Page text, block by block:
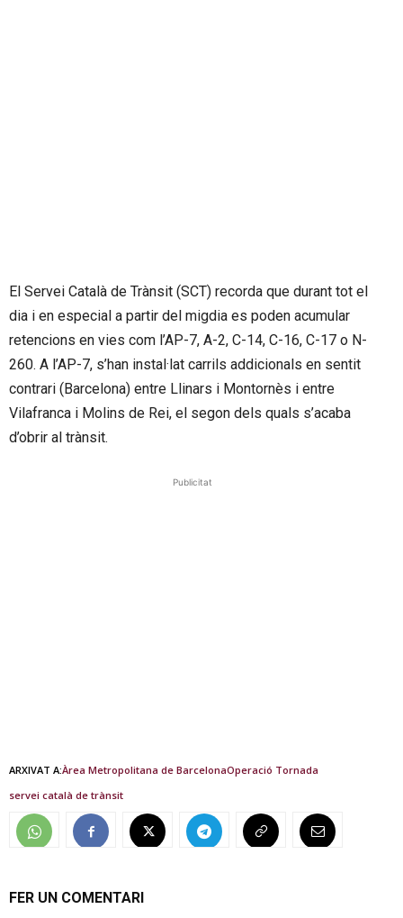
El Servei Català de Trànsit (SCT) recorda que durant tot el
dia i en especial a partir del migdia es poden acumular
retencions en vies com l’AP-7, A-2, C-14, C-16, C-17 o N-
260. A l’AP-7, s’han instal·lat carrils addicionals en sentit
contrari (Barcelona) entre Llinars i Montornès i entre
Vilafranca i Molins de Rei, el segon dels quals s’acaba
d’obrir al trànsit.
Publicitat
ARXIVAT A:Àrea Metropolitana de BarcelonaOperació Tornada
servei català de trànsit
FER UN COMENTARI